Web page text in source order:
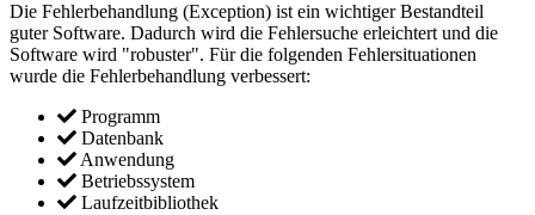
Die Fehlerbehandlung (Exception) ist ein wichtiger Bestandteil
guter Software. Dadurch wird die Fehlersuche erleichtert und die
Software wird "robuster". Für die folgenden Fehlersituationen
wurde die Fehlerbehandlung verbessert:
Programm
Datenbank
Anwendung
Betriebssystem
Laufzeitbibliothek